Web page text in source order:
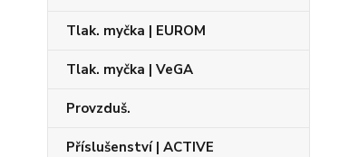
Tlak. myčka | EUROM
Tlak. myčka | VeGA
Provzduš.
Příslušenství | ACTIVE